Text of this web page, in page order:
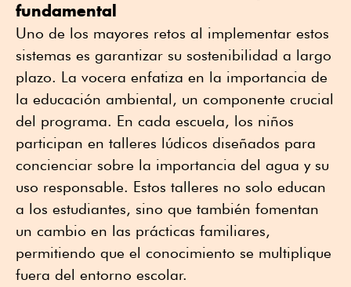
fundamental
Uno de los mayores retos al implementar estos
sistemas es garantizar su sostenibilidad a largo
plazo. La vocera enfatiza en la importancia de
la educación ambiental, un componente crucial
del programa. En cada escuela, los niños
participan en talleres lúdicos diseñados para
concienciar sobre la importancia del agua y su
uso responsable. Estos talleres no solo educan
a los estudiantes, sino que también fomentan
un cambio en las prácticas familiares,
permitiendo que el conocimiento se multiplique
fuera del entorno escolar.